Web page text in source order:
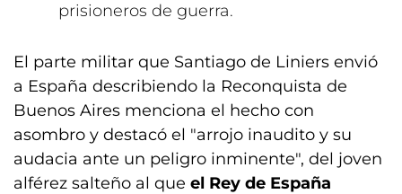
prisioneros de guerra.
El parte militar que Santiago de Liniers envió
a España describiendo la Reconquista de
Buenos Aires menciona el hecho con
asombro y destacó el "arrojo inaudito y su
audacia ante un peligro inminente", del joven
alférez salteño al que el Rey de España